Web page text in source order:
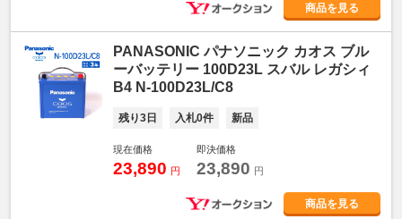
商品を見る
PANASONIC パナソニック カオス ブル
ーバッテリー 100D23L スバル レガシィ
B4 N-100D23L/C8
残り3日 入札0件 新品
現在価格
23,890 円
即決価格
23,890 円
商品を見る